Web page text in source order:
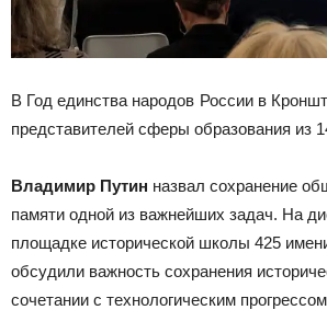
В Год единства народов России в
представителей сферы образования из
Владимир Путин назвал сохранение
памяти одной из важнейших задач. На
площадке исторической школы 425
обсудили важность сохранения
сочетании с технологическим